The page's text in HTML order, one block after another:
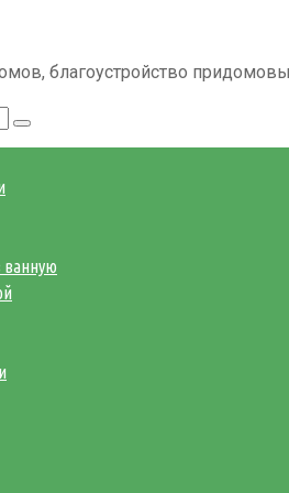
благоустройство
ванную